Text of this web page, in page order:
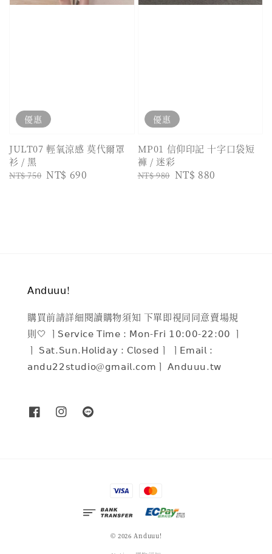
優惠
JULT07 輕氧涼感 莫代爾罩
衫 / 黑
Regular
NT$ 750 Sale
NT$ 690
優惠
MP01 信仰印記 十字口袋短
褲 / 迷彩
Regular
NT$ 980 Sale
NT$ 880
𝖠𝗇𝖽𝗎𝗎𝗎!
購買前請詳細閱讀購物須知 下單即視同同意賣場規
則🤍 ㅣ𝖲𝖾𝗋𝗏𝗂𝖼𝖾 𝖳𝗂𝗆𝖾 : 𝖬𝗈𝗇-𝖥𝗋𝗂 𝟣𝟢:𝟢𝟢-𝟤𝟤:𝟢𝟢 ㅣ
ㅣ 𝖲𝖺𝗍.𝖲𝗎𝗇.𝖧𝗈𝗅𝗂𝖽𝖺𝗒 : 𝖢𝗅𝗈𝗌𝖾𝖽ㅣ ㅣ𝖤𝗆𝖺𝗂𝗅 :
𝖺𝗇𝖽𝗎𝟤𝟤𝗌𝗍𝗎𝖽𝗂𝗈@𝗀𝗆𝖺𝗂𝗅.𝖼𝗈𝗆ㅣ 𝖠𝗇𝖽𝗎𝗎𝗎.𝗍𝗐
© 2026 Anduuu!